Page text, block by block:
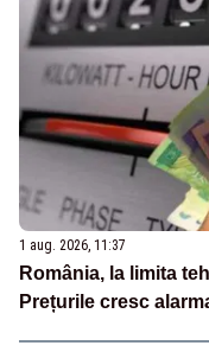
1 aug. 2026, 11:37
România, la limita
Prețurile cresc